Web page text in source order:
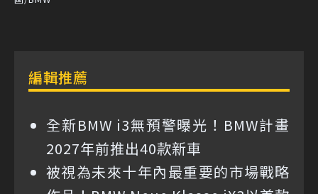
編輯推薦
全新BMW i3無預警曝光！BMW計畫
2027年前推出40款新車
被視為未來十年內最重要的市場戰略